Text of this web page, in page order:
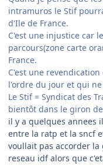
intramuros le Stif
d'Ile de France.
C'est une injustice car
parcours(zone carte
France.
C'est une
l'ordre du jour et qui ne
Le Stif = Syndicat des
bientôt dans le giron
il y a quelques annees
entre la ratp et la sncf
voullait pas accorder
reseau idf alors que